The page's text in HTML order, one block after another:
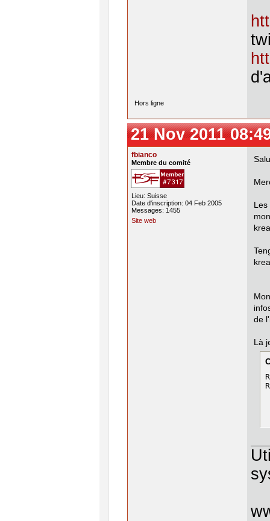
Hors ligne
21 Nov 2011
fbianco
Membre du comité
Lieu: Suisse
Date d'inscription: 04 Feb 2005
Messages: 1455
Site web
de
Là